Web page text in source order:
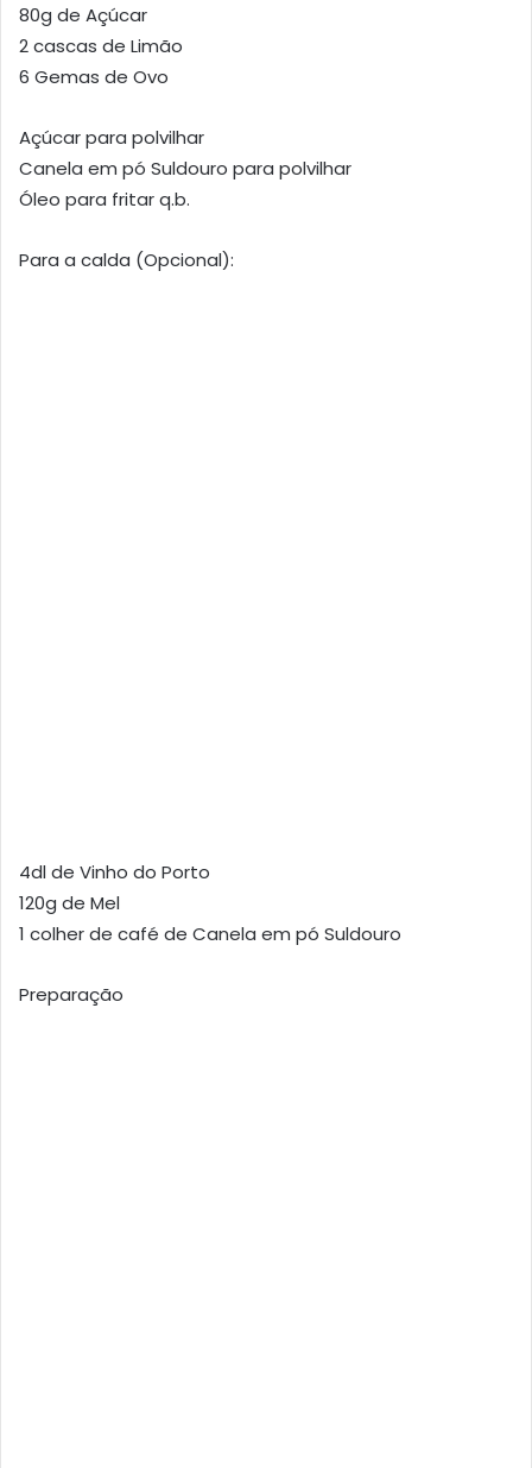
80g de Açúcar
2 cascas de Limão
6 Gemas de Ovo
Açúcar para polvilhar
Canela em pó Suldouro para polvilhar
Óleo para fritar q.b.
Para a calda (Opcional):
4dl de Vinho do Porto
120g de Mel
1 colher de café de Canela em pó Suldouro
Preparação